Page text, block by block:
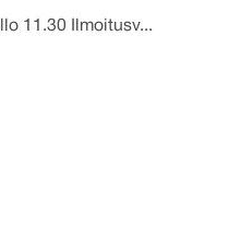
Ilmoitusv...